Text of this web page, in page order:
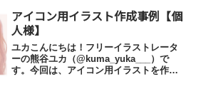
ャー｜大東京信用組合について｜大東京
信用組合 (d...
アイコン用イラスト作成事例【個
人様】
ユカこんにちは！フリーイラストレータ
ーの熊谷ユカ（@kuma_yuka___）で
す。今回は、アイコン用イラストを作成